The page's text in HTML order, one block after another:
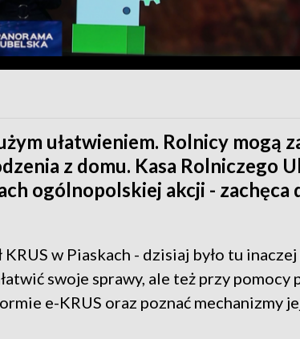
ułatwieniem. Rolnicy mogą
z domu. Kasa Rolniczego
ogólnopolskiej akcji - zachęca
KRUS w Piaskach - dzisiaj było tu
swoje sprawy, ale też przy
e-KRUS oraz poznać mechanizmy